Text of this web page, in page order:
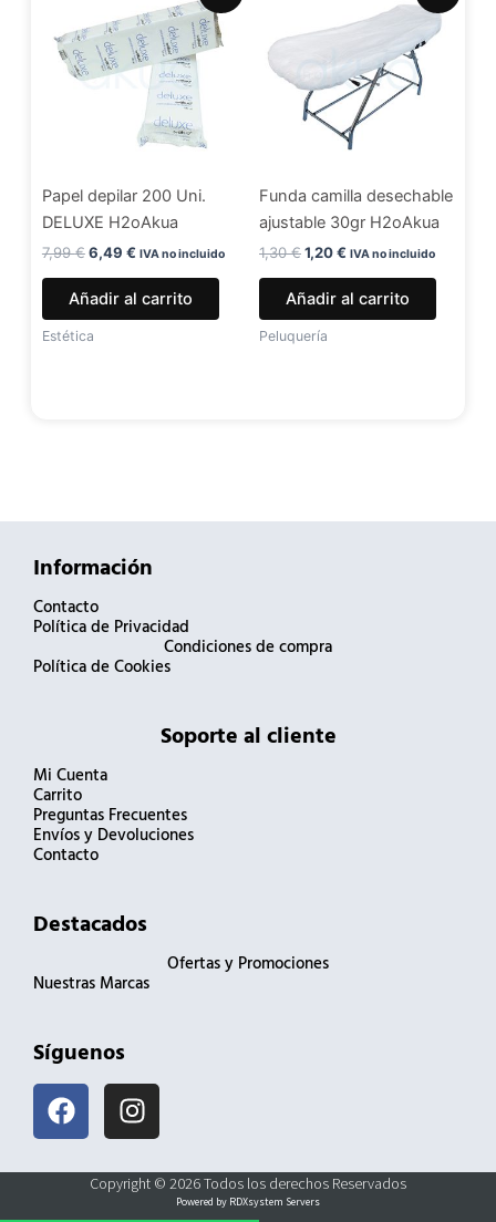
Papel depilar 200 Uni.
DELUXE H2oAkua
7,99€
original
era:
7,99 €.
6,49 €
actual
es:
6,49 €.
IVA no incluido
Añadir al carrito
Estética
Funda camilla desechable
ajustable 30gr H2oAkua
1,30€
original
era:
1,20€
actual
1,20 €.
IVA no incluido
Añadir al carrito
Peluquería
Información
Contacto
Política de Privacidad
Condiciones de compra
Política de Cookies
Soporte al cliente
Mi Cuenta
Carrito
Preguntas Frecuentes
Envíos y Devoluciones
Contacto
Destacados
Ofertas y Promociones
Nuestras Marcas
Síguenos
F
a
e
I
n
t
Copyright © 2026 Todos los derechos Reservados
Powered by RDXsystem Servers